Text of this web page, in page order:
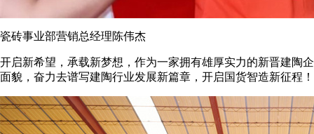
瓷砖事业部营销总经理陈伟杰
开启新希望，承载新梦想，作为一家拥有雄厚实力的新晋建陶
面貌，奋力去谱写建陶行业发展新篇章，开启国货智造新征程！